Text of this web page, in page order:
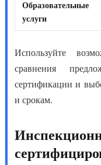
Образовательные
услуги
Используйте
сравнения
сертификации и
и срокам.